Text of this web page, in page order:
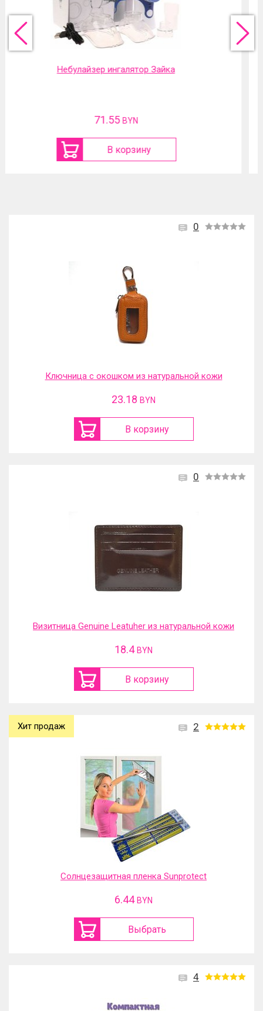
Фильтр-насадка на кран
31.13BYN
В корзину
0
Ключница с окошком из натуральной кожи
23.18 BYN
В корзину
0
Визитница Genuine Leatuher из натуральной кожи
18.4 BYN
В корзину
2
Хит продаж
Солнцезащитная пленка Sunprotect
6.44 BYN
Выбрать
4